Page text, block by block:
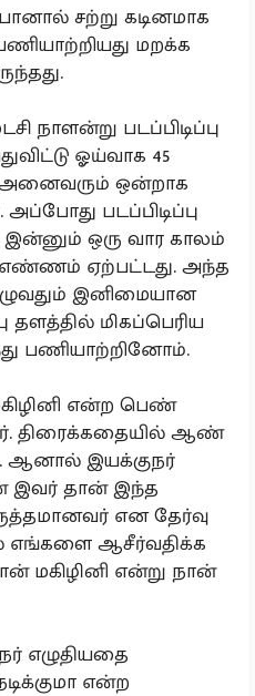
சற்று கடினமாக
மறக்க
நாளன்று படப்பிடிப்பு
ஓய்வாக 45
அனைவரும் ஒன்றாக
படப்பிடிப்பு
ஒரு வார காலம்
எண்ணம் ஏற்பட்டது. அந்த
இனிமையான
தளத்தில் மிகப்பெரிய
பணியாற்றினோம்.
என்ற பெண்
திரைக்கதையில் ஆண்
ஆனால் இயக்குநர்
இவர் தான் இந்த
என தேர்வு
எங்களை ஆசீர்வதிக்க
மகிழினி என்று நான்
எழுதியதை
என்ற